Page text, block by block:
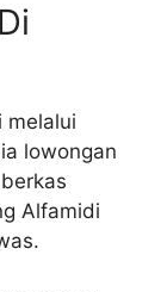
melalui
lowongan
Alfamidi